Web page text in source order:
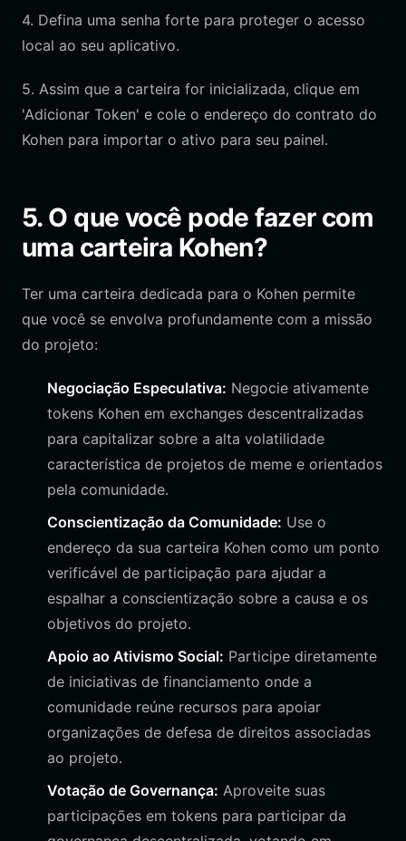
4. Defina uma senha forte para proteger o acesso
local ao seu aplicativo.
5. Assim que a carteira for inicializada, clique em
'Adicionar Token' e cole o endereço do contrato do
Kohen para importar o ativo para seu painel.
5. O que você pode fazer com
uma carteira Kohen?
Ter uma carteira dedicada para o Kohen permite
que você se envolva profundamente com a missão
do projeto:
Negociação Especulativa: Negocie ativamente
tokens Kohen em exchanges descentralizadas
para capitalizar sobre a alta volatilidade
característica de projetos de meme e orientados
pela comunidade.
Conscientização da Comunidade: Use o
endereço da sua carteira Kohen como um ponto
verificável de participação para ajudar a
espalhar a conscientização sobre a causa e os
objetivos do projeto.
Apoio ao Ativismo Social: Participe diretamente
de iniciativas de financiamento onde a
comunidade reúne recursos para apoiar
organizações de defesa de direitos associadas
ao projeto.
Votação de Governança: Aproveite suas
participações em tokens para participar da